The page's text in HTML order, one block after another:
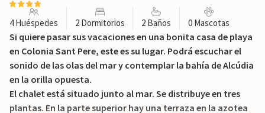
4 Huéspedes 2 Dormitorios 2 Baños 0 Mascotas
Si quiere pasar sus vacaciones en una bonita casa de playa
en Colonia Sant Pere, este es su lugar. Podrá escuchar el
sonido de las olas del mar y contemplar la bahía de Alcúdia
en la orilla opuesta.
El chalet está situado junto al mar. Se distribuye en tres
plantas. En la parte superior hay una terraza en la azotea